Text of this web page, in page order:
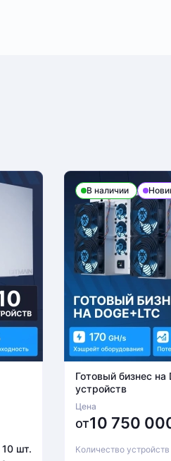
10 шт.
В наличии
Готовый бизнес на
устройств
Цена
от10 750
Количество устройств